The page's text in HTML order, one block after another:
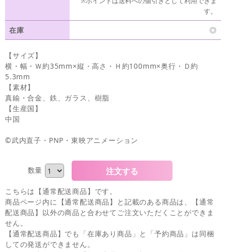
す。
在庫 ◎
【サイズ】
横・幅・Ｗ約35mm×縦・高さ・Ｈ約100mm×奥行・Ｄ約
5.3mm
【素材】
真鍮・合金、鉄、ガラス、樹脂
【生産国】
中国
©武内直子・PNP・東映アニメーション
数量
こちらは【通常配送商品】です。
商品ページ内に【通常配送商品】と記載のある商品は、【通常
配送商品】以外の商品と合わせてご注文いただくことができま
せん。
【通常配送商品】でも「在庫あり商品」と「予約商品」は同梱
しての発送ができません。